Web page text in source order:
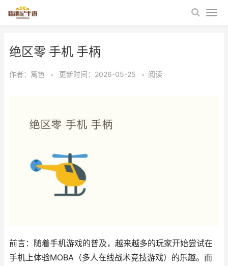
绝区零 手机 手柄
作者： 篱笆 • 更新时间：2026-05-25 • 阅读
前言：随着手机游戏的普及，越来越多的玩家开始尝试在
手机上体验MOBA（多人在线战术竞技游戏）的乐趣。而